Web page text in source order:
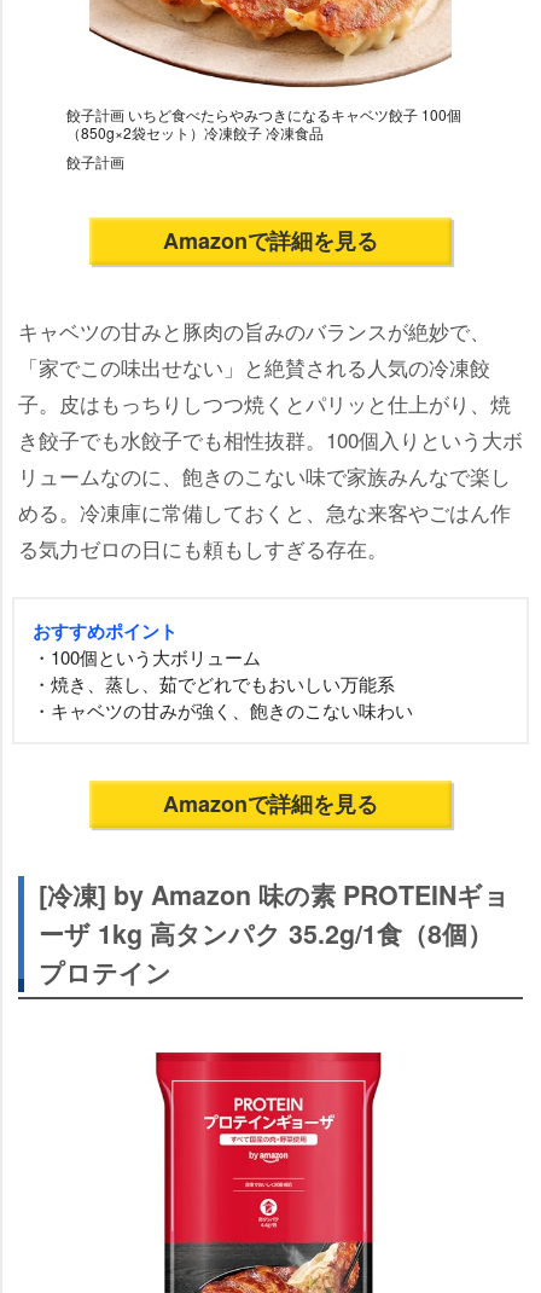
餃子計画 いちど食べたらやみつきになるキャベツ餃子 100個
（850g×2袋セット）冷凍餃子 冷凍食品
餃子計画
Amazonで詳細を見る
キャベツの甘みと豚肉の旨みのバランスが絶妙で、
「家でこの味出せない」と絶賛される人気の冷凍餃
子。皮はもっちりしつつ焼くとパリッと仕上がり、焼
き餃子でも水餃子でも相性抜群。100個入りという大ボ
リュームなのに、飽きのこない味で家族みんなで楽し
める。冷凍庫に常備しておくと、急な来客やごはん作
る気力ゼロの日にも頼もしすぎる存在。
おすすめポイント
・100個という大ボリューム
・焼き、蒸し、茹でどれでもおいしい万能系
・キャベツの甘みが強く、飽きのこない味わい
Amazonで詳細を見る
[冷凍] by Amazon 味の素 PROTEINギョ
ーザ 1kg 高タンパク 35.2g/1食（8個）
プロテイン